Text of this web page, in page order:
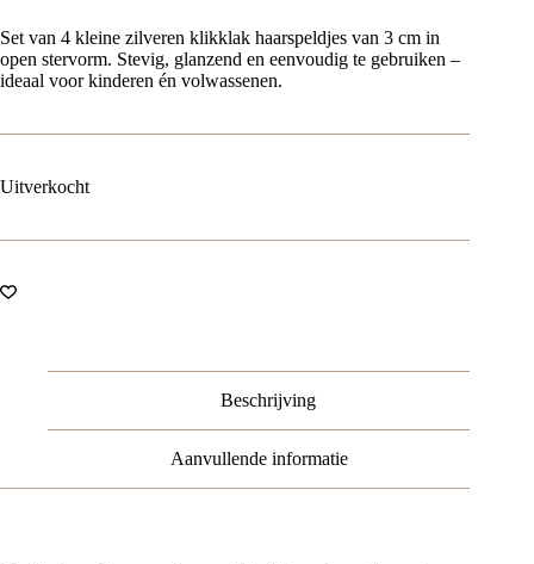
Set van 4 kleine zilveren klikklak haarspeldjes van 3 cm in
open stervorm. Stevig, glanzend en eenvoudig te gebruiken –
ideaal voor kinderen én volwassenen.
Uitverkocht
Beschrijving
Aanvullende informatie